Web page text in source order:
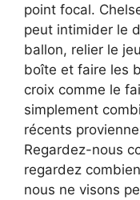
point focal.
peut intimider le
ballon, relier le
boîte et faire les
croix comme le
simplement
récents
Regardez-nous
regardez
nous ne visons